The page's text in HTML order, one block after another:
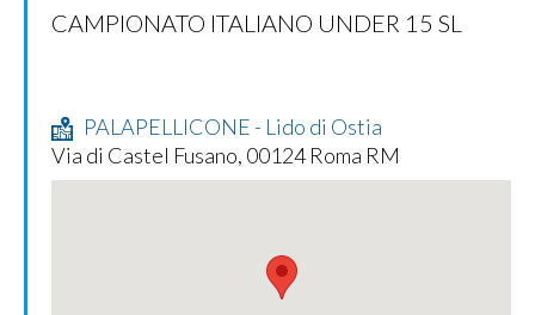
CAMPIONATO ITALIANO UNDER 15 SL
PALAPELLICONE - Lido di Ostia
Via di Castel Fusano, 00124 Roma RM